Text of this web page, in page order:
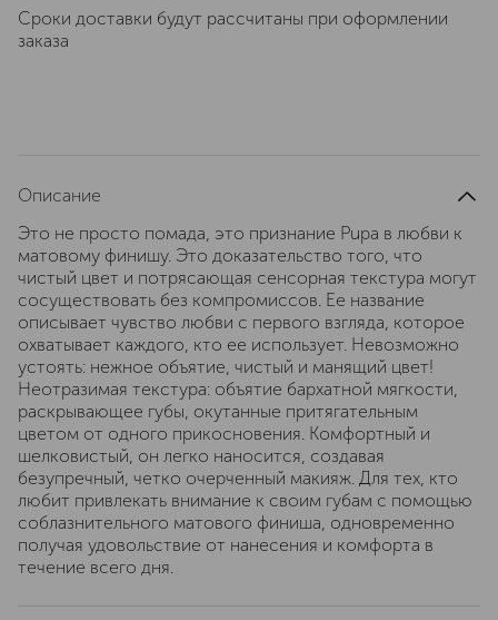
Сроки доставки будут рассчитаны при оформлении
заказа
Описание
Это не просто помада, это признание Pupa в любви к
матовому финишу. Это доказательство того, что
чистый цвет и потрясающая сенсорная текстура могут
сосуществовать без компромиссов. Ее название
описывает чувство любви с первого взгляда, которое
охватывает каждого, кто ее использует. Невозможно
устоять: нежное объятие, чистый и манящий цвет!
Неотразимая текстура: объятие бархатной мягкости,
раскрывающее губы, окутанные притягательным
цветом от одного прикосновения. Комфортный и
шелковистый, он легко наносится, создавая
безупречный, четко очерченный макияж. Для тех, кто
любит привлекать внимание к своим губам с помощью
соблазнительного матового финиша, одновременно
получая удовольствие от нанесения и комфорта в
течение всего дня.